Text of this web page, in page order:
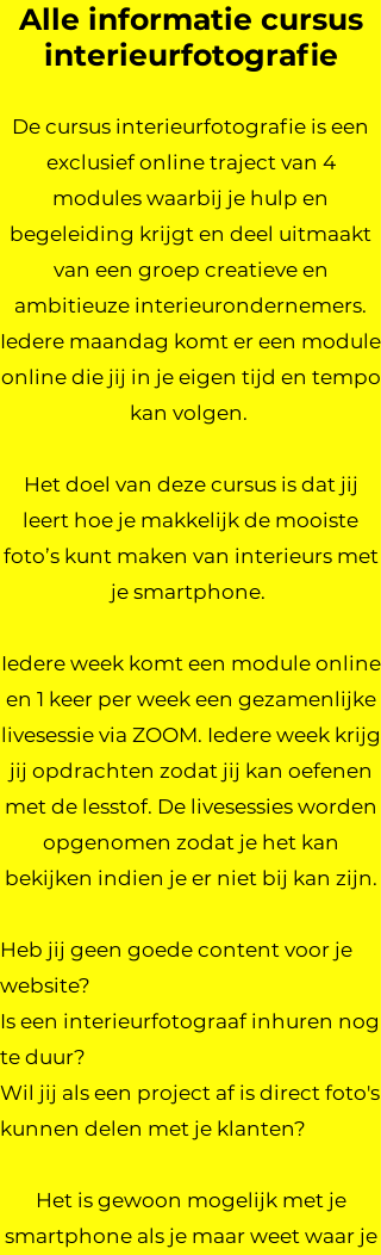
Alle informatie cursus
interieurfotografie
De cursus interieurfotografie is een
exclusief online traject van 4
modules waarbij je hulp en
begeleiding krijgt en deel uitmaakt
van een groep creatieve en
ambitieuze interieurondernemers.
Iedere maandag komt er een module
online die jij in je eigen tijd en tempo
kan volgen.
Het doel van deze cursus is dat jij
leert hoe je makkelijk de mooiste
foto’s kunt maken van interieurs met
je smartphone.
Iedere week komt een module online
en 1 keer per week een gezamenlijke
livesessie via ZOOM. Iedere week krijg
jij opdrachten zodat jij kan oefenen
met de lesstof. De livesessies worden
opgenomen zodat je het kan
bekijken indien je er niet bij kan zijn.
Heb jij geen goede content voor je
website?
Is een interieurfotograaf inhuren nog
te duur?
Wil jij als een project af is direct foto's
kunnen delen met je klanten?
Het is gewoon mogelijk met je
smartphone als je maar weet waar je